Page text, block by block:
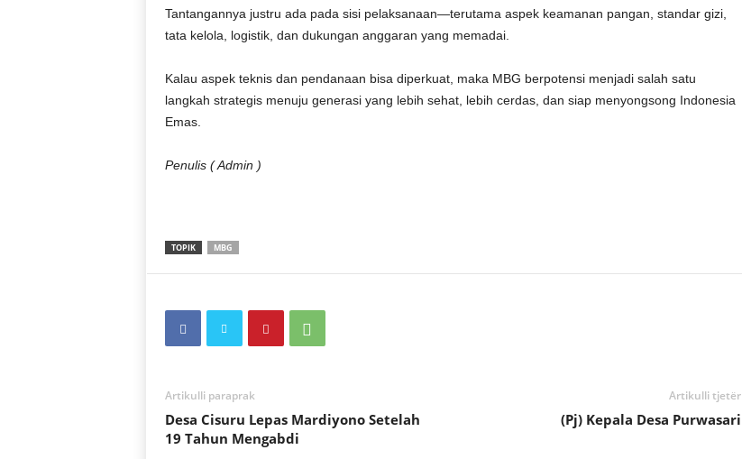
Tantangannya justru ada pada sisi pelaksanaan—terutama aspek keamanan pangan, standar gizi,
tata kelola, logistik, dan dukungan anggaran yang memadai.
Kalau aspek teknis dan pendanaan bisa diperkuat, maka MBG berpotensi menjadi salah satu
langkah strategis menuju generasi yang lebih sehat, lebih cerdas, dan siap menyongsong Indonesia
Emas.
Penulis ( Admin )
TOPIK MBG
Artikulli paraprak
Desa Cisuru Lepas Mardiyono Setelah
19 Tahun Mengabdi
Artikulli tjetër
(Pj) Kepala Desa Purwasari